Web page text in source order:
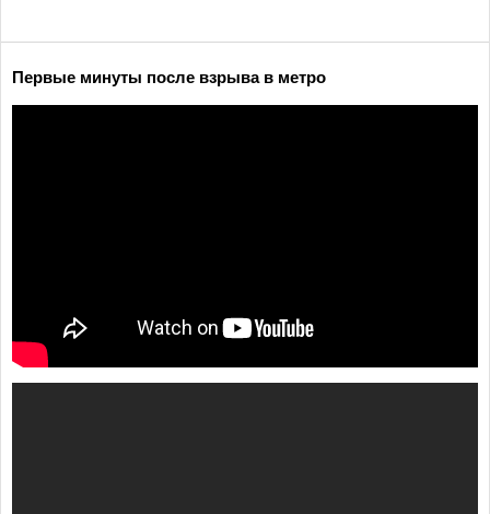
Первые минуты после взрыва в метро